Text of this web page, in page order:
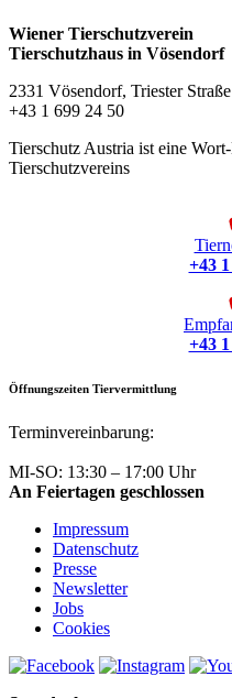
Wiener Tierschutzverein
Tierschutzhaus in Vösendorf
2331 Vösendorf, Triester
+43 1 699 24 50
Tierschutz Austria ist eine
Tierschutzvereins
+43
+43
Öffnungszeiten Tiervermittlung
Terminvereinbarung:
MI-SO: 13:30 – 17:00 Uhr
An Feiertagen geschlossen
Impressum
Datenschutz
Presse
Newsletter
Jobs
Cookies